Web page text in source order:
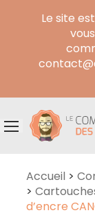
Le site
Accueil >
>
d’encre